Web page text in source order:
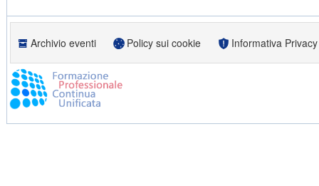
Archivio eventi Policy sui cookie Informativa Privacy